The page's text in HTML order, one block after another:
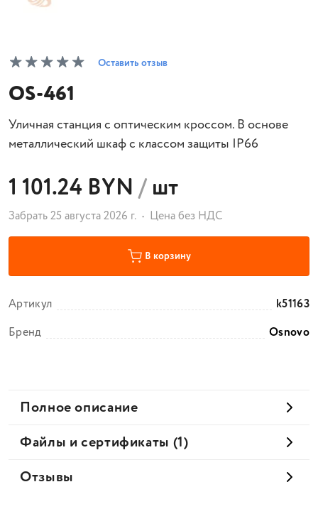
Оставить отзыв
OS-461
Уличная станция с оптическим кроссом. В основе
металлический шкаф с классом защиты IP66
1 101.24 BYN/шт
Забрать 25 августа 2026 г. Цена без НДС
В корзину
Артикул
k51163
Бренд
Osnovo
Полное описание
Файлы и сертификаты (1)
Отзывы